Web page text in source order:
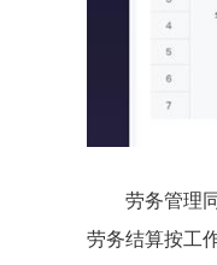
劳务管理同
劳务结算按工